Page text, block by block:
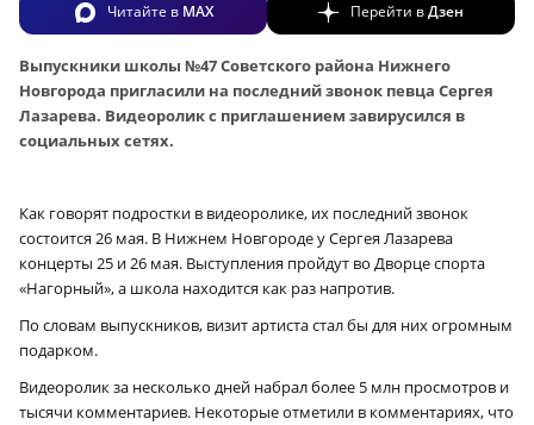
Читайте в MAX Перейти вДзен
Выпускники школы №47 Советского района Нижнего
Новгорода пригласили на последний звонок певца Сергея
Лазарева. Видеоролик с приглашением завирусился в
социальных сетях.
Как говорят подростки в видеоролике, их последний звонок
состоится 26 мая. В Нижнем Новгороде у Сергея Лазарева
концерты 25 и 26 мая. Выступления пройдут во Дворце спорта
«Нагорный», а школа находится как раз напротив.
По словам выпускников, визит артиста стал бы для них огромным
подарком.
Видеоролик за несколько дней набрал более 5 млн просмотров и
тысячи комментариев. Некоторые отметили в комментариях, что